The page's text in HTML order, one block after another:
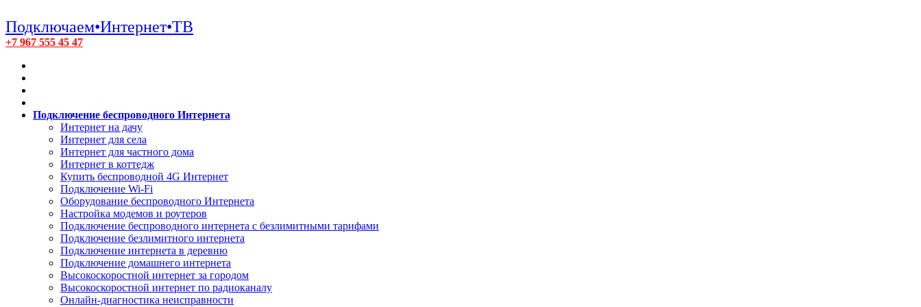
Подключаем•Интернет•ТВ
+7 967 555 45 47
Подключение беспроводного Интернета
Интернет на дачу
Интернет для села
Интернет для частного дома
Интернет в коттедж
Купить беспроводной 4G Интернет
Подключение Wi-Fi
Оборудование беспроводного Интернета
Настройка модемов и роутеров
Подключение беспроводного интернета с безлимитными тарифами
Подключение безлимитного интернета
Подключение интернета в деревню
Подключение домашнего интернета
Высокоскоростной интернет за городом
Высокоскоростной интернет по радиоканалу
Онлайн-диагностика неисправности